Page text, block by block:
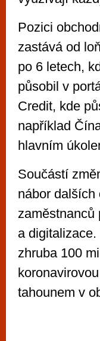
Pozici
zastává od
po 6 letech,
působil v
Credit, kde
například
hlavním
Součástí
nábor dalších
zaměstnanců
a
zhruba 100
tahounem v